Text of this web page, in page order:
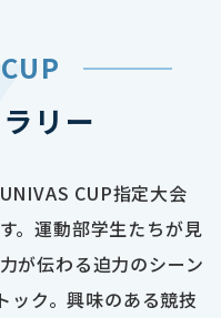
リー
CUP指定大会
。運動部学生たちが見
が伝わる迫力のシーン
ック。興味のある競技